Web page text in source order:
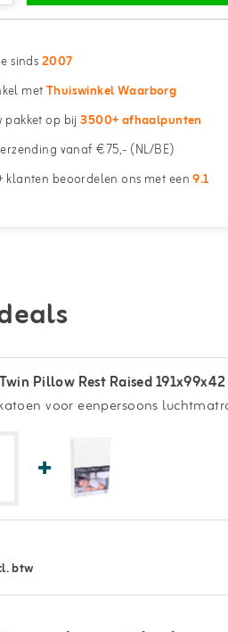
sinds2007
metThuiswinkel Waarborg
pakket op bij3500+ afhaalpunten
vanaf €75,- (NL/BE)
klanten beoordelen ons met een9.1
Pillow Rest Raised
voor eenpersoons
btw